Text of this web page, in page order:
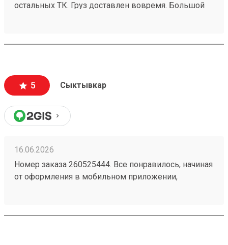
остальных ТК. Груз доставлен вовремя. Большой
5 Сыктывкар
16.06.2026
Номер заказа 260525444. Все понравилось, начиная
от оформления в мобильном приложении,
адреса.